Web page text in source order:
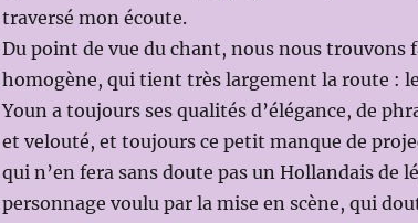
traversé mon écoute.
Du point de vue du chant, nous nous trouvons
homogène, qui tient très largement la route :
Youn a toujours ses qualités d’élégance, de
et velouté, et toujours ce petit manque de
qui n’en fera sans doute pas un Hollandais de
personnage voulu par la mise en scène, qui